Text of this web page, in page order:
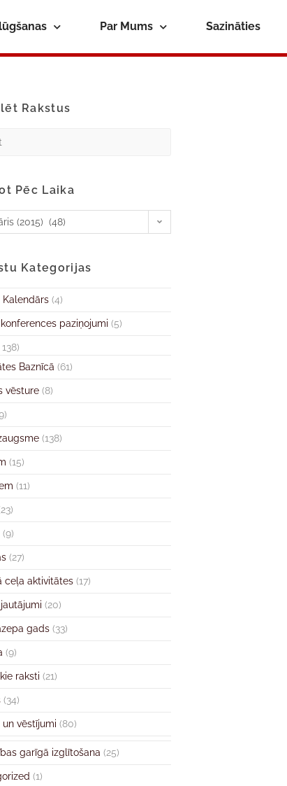
Par Mums Sazināties
Rakstus
Pēc Laika
(2015) (48)
Kategorijas
Kalendārs (4)
paziņojumi (5)
138)
Baznīcā (61)
vēsture (8)
(138)
(15)
(11)
(9)
(27)
ceļa aktivitātes (17)
(20)
gads (33)
(9)
raksti (21)
(34)
un vēstījumi (80)
garīgā izglītošana (25)
(1)